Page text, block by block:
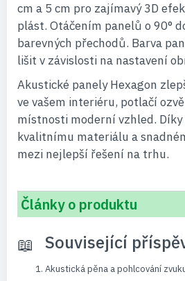
cm a 5 cm pro zajímavý 3D
plást. Otáčením panelů o 90°
barevných přechodů. Barva
lišit v závislosti na nastavení
Akustické panely Hexagon
ve vašem interiéru, potlačí
místnosti moderní vzhled.
kvalitnímu materiálu a
mezi nejlepší řešení na trhu.
Články o produktu
Související
Akustická pěna a pohlcování